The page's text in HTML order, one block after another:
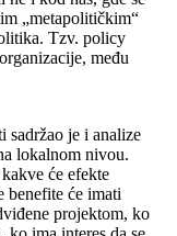
„metapolitičkim“
Tzv. policy
među
sadržao je i analize
lokalnom nivou.
će efekte
benefite će imati
projektom, ko